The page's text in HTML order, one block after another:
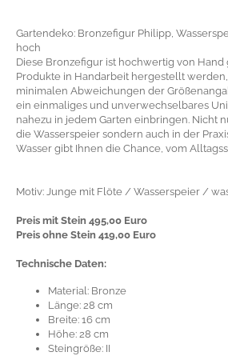
Gartendeko: Bronzefigur Philipp,
hoch
Diese Bronzefigur ist hochwertig von Hand
Produkte in Handarbeit hergestellt
minimalen Abweichungen der
ein einmaliges und unverwechselbares
nahezu in jedem Garten einbringen. Nicht
die Wasserspeier sondern auch in der
Wasser gibt Ihnen die Chance, vom
Motiv: Junge mit Flöte / Wasserspeier /
Preis mit Stein 495,00 Euro
Preis ohne Stein 419,00 Euro
Technische Daten:
Material: Bronze
Länge: 28 cm
Breite: 16 cm
Höhe: 28 cm
Steingröße: II